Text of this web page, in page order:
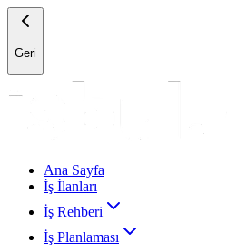
Geri
Ana Sayfa
İş İlanları
İş Rehberi
İş Planlaması